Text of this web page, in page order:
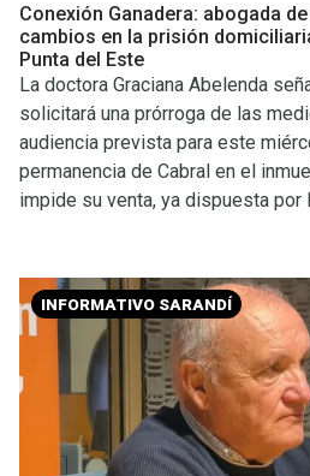
Conexión Ganadera: abogada
cambios en la prisión
Punta del Este
La doctora Graciana Abelenda
solicitará una prórroga de las
audiencia prevista para este
permanencia de Cabral en el
impide su venta, ya dispuesta por
INFORMATIVO SARANDÍ